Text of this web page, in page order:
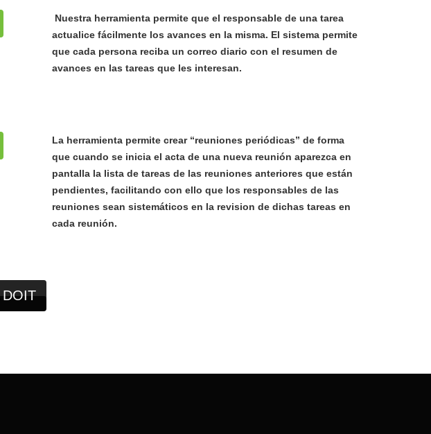
Nuestra herramienta permite que el responsable de una tarea
actualice fácilmente los avances en la misma. El sistema permite
que cada persona reciba un correo diario con el resumen de
avances en las tareas que les interesan.
La herramienta permite crear “reuniones periódicas” de forma
que cuando se inicia el acta de una nueva reunión aparezca en
pantalla la lista de tareas de las reuniones anteriores que están
pendientes, facilitando con ello que los responsables de las
reuniones sean sistemáticos en la revision de dichas tareas en
cada reunión.